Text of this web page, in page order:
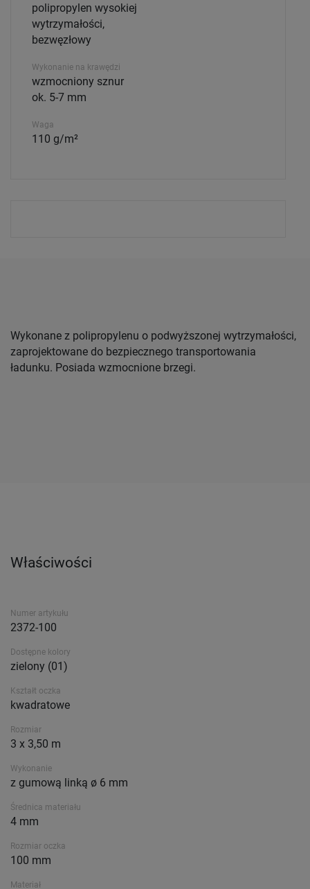
polipropylen wysokiej
wytrzymałości,
bezwęzłowy
Wykonanie na krawędzi
wzmocniony sznur
ok. 5-7 mm
Waga
110 g/m²
Wykonane z polipropylenu o podwyższonej wytrzymałości,
zaprojektowane do bezpiecznego transportowania
ładunku. Posiada wzmocnione brzegi.
Właściwości
Numer artykułu
2372-100
Dostępne kolory
zielony (01)
Kształt oczka
kwadratowe
Rozmiar
3 x 3,50 m
Wykonanie
z gumową linką ø 6 mm
Średnica materiału
4 mm
Rozmiar oczka
100 mm
Materiał